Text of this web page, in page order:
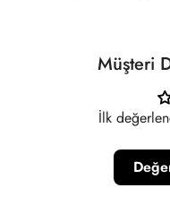
Müşteri
İlk